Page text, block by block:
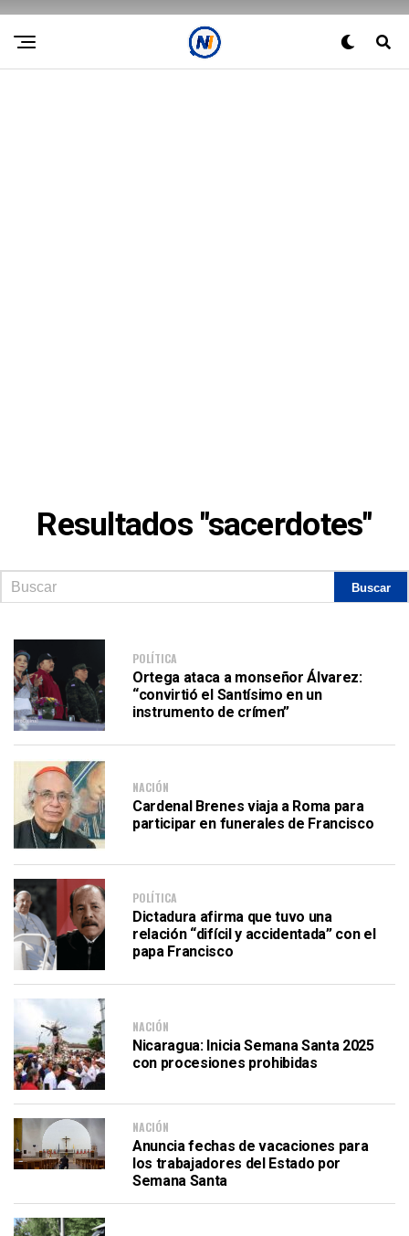
Resultados "sacerdotes"
POLÍTICA
Ortega ataca a monseñor Álvarez:
“convirtió el Santísimo en un
instrumento de crímen”
NACIÓN
Cardenal Brenes viaja a Roma para
participar en funerales de Francisco
POLÍTICA
Dictadura afirma que tuvo una
relación “difícil y accidentada” con el
papa Francisco
NACIÓN
Nicaragua: Inicia Semana Santa 2025
con procesiones prohibidas
NACIÓN
Anuncia fechas de vacaciones para
los trabajadores del Estado por
Semana Santa